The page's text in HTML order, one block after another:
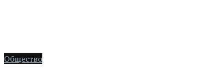
Общество